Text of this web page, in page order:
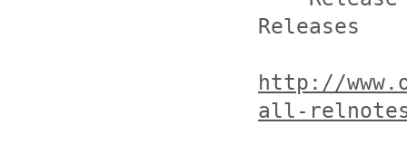
Releases
http://
all-